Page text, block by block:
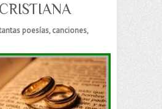
poesías, canciones,